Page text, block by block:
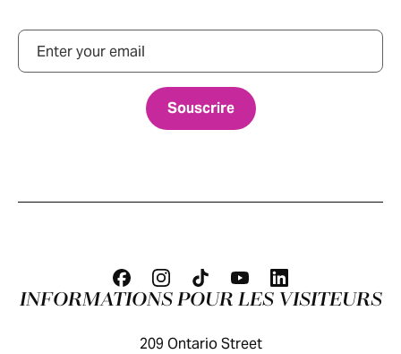
Courriel
INFORMATIONS POUR LES VISITEURS
209 Ontario Street